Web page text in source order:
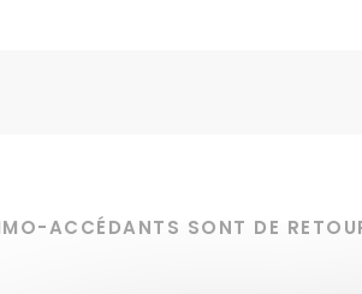
ACCÉDANTS SONT DE